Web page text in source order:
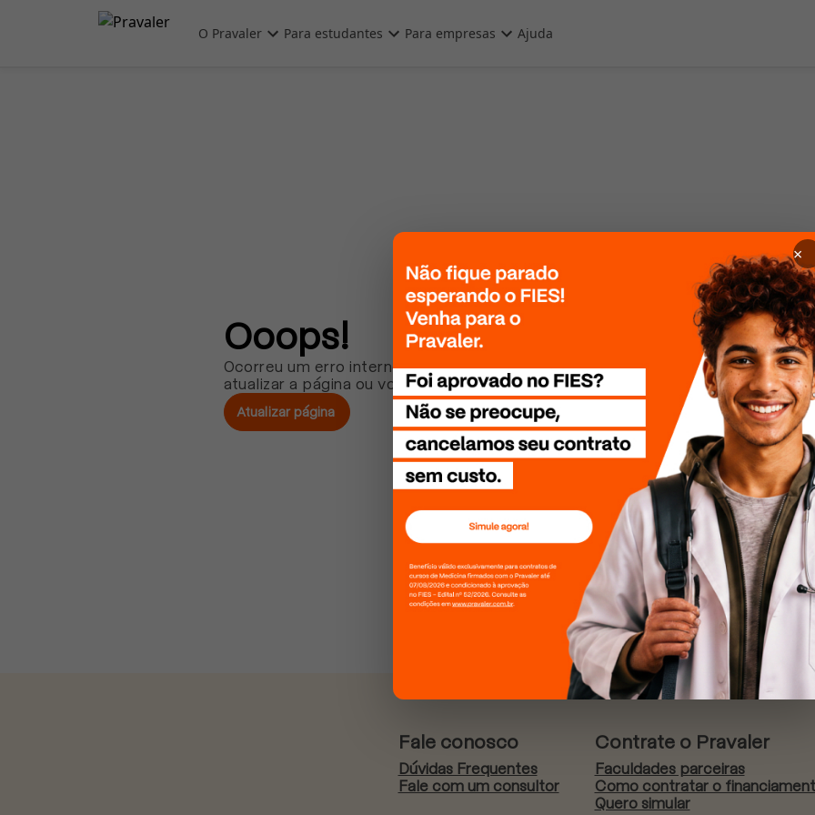
Pular para o conteúdo principal
O Pravaler Para estudantes Para empresas Ajuda
Ooops!
Ocorreu um erro interno. Por favor, tente
atualizar a página ou volte mais tarde!
Atualizar página
Fale conosco
Dúvidas Frequentes
Fale com um consultor
Contrate o Pravaler
Faculdades parceiras
Como contratar o
Quero simular
×